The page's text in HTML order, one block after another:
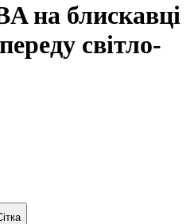
на блискавці
світло-